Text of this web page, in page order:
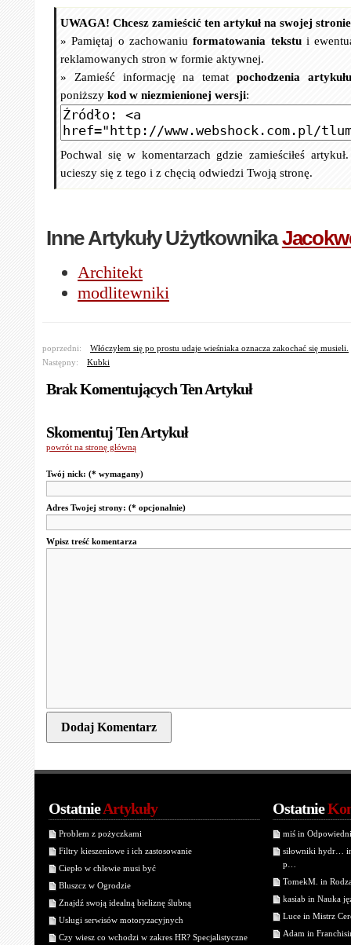
UWAGA! Chcesz zamieścić ten artykuł na swojej
» Pamiętaj o zachowaniuformatowania tekstui
reklamowanych stron w formie aktywnej.
» Zamieść informację na temat pochodzenia artykułu
poniższy kod w niezmienionej wersji:
Pochwal się w komentarzach gdzie zamieściłeś
ucieszy się z tego i z chęcią odwiedzi Twoją stronę.
Inne Artykuły Użytkownika
Architekt
modlitewniki
poprzedni:
Włóczyłem się po prostu udaje wieśniaka oznacza zakochać się musieli.
Następny:
Kubki
Brak Komentujących Ten Artykuł
Skomentuj Ten Artykuł
powrót na stronę główną
Twój nick: (* wymagany)
Adres Twojej strony: (* opcjonalnie)
Wpisz treść komentarza
OstatnieArtykuły
Problem z pożyczkami
Filtry kieszeniowe i ich zastosowanie
Ciepło w chlewie musi być
Bluszcz w Ogrodzie
Znajdź swoją idealną bieliznę ślubną
Usługi serwisów motoryzacyjnych
Czy wiesz co wchodzi w zakres HR? Specjalistyczne
Ostatnie
miś in
siłowniki hydr…
p…
TomekM. in
kasiab in Nauka
Luce in Mistrz
Adam in